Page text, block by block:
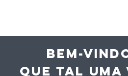
BEM-
QUE TAL UMA